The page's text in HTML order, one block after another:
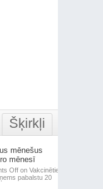
Šķirkļi
mēnešus
mēnesī
Offon Vakcinētie
pabalstu 20